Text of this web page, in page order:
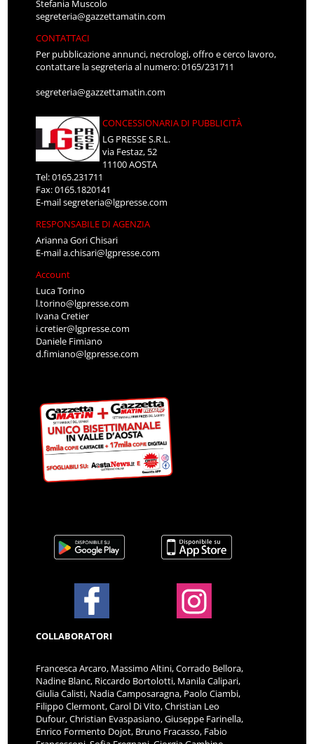
Stefania Muscolo
segreteria@gazzettamatin.com
CONTATTACI
Per pubblicazione annunci, necrologi, offro e cerco lavoro,
contattare la segreteria al numero: 0165/231711
segreteria@gazzettamatin.com
CONCESSIONARIA DI PUBBLICITÀ
LG PRESSE S.R.L.
via Festaz, 52
11100 AOSTA
Tel: 0165.231711
Fax: 0165.1820141
E-mailsegreteria@lgpresse.com
RESPONSABILE DI AGENZIA
Arianna Gori Chisari
E-maila.chisari@lgpresse.com
Account
Luca Torino
l.torino@lgpresse.com
Ivana Cretier
i.cretier@lgpresse.com
Daniele Fimiano
d.fimiano@lgpresse.com
COLLABORATORI
Francesca Arcaro, Massimo Altini, Corrado Bellora,
Nadine Blanc, Riccardo Bortolotti, Manila Calipari,
Giulia Calisti, Nadia Camposaragna, Paolo Ciambi,
Filippo Clermont, Carol Di Vito, Christian Leo
Dufour, Christian Evaspasiano, Giuseppe Farinella,
Enrico Formento Dojot, Bruno Fracasso, Fabio